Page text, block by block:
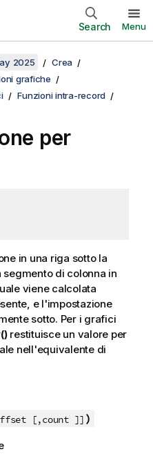
Search Menu
2025
Crea
grafiche
Funzioni intra-record
per
in una riga sotto la
di colonna in
viene calcolata
e l'impostazione
sotto. Per i grafici
restituisce un valore per
nell'equivalente di
[,count ]] )